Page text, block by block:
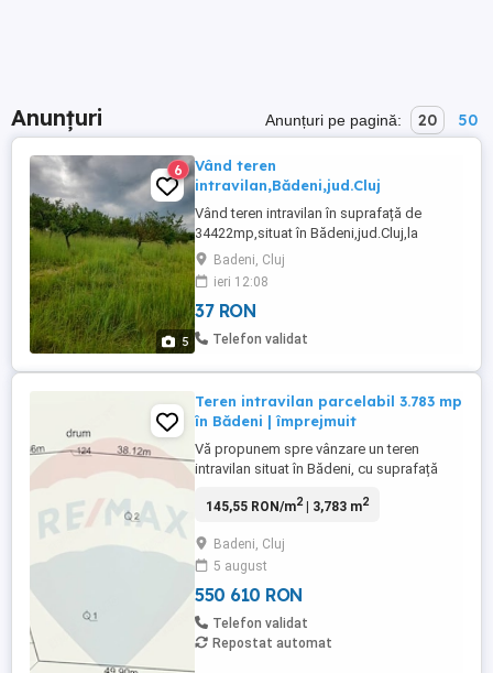
Anunțuri Anunțuri pe pagină: 20 50
5
6
Vând teren
intravilan,Bădeni,jud.Cluj
Vând teren intravilan în suprafață de
34422mp,situat în Bădeni,jud.Cluj,la
cca.500 m de la intrarea în sat,pe șoseaua
principală,asfaltată,gard la șosea,front la
stradă de peste 200 m,utilitățile la
poartă(gaz,apă,curent,canalizare).
Distanța până la autostradă 2 km,până la
Badeni, Cluj
ieri 12:08
37 RON
Telefon validat
Teren intravilan parcelabil 3.783 mp
în Bădeni | împrejmuit
Vă propunem spre vânzare un teren
intravilan situat în Bădeni, cu suprafață
construcție, cât și pentru investiție sau
avantajoasă, fiind împrejmuită și având
front la două străzi paralele, aspect care
oferă acces facil ...
145,55 RON/m2| 3,783 m2
Badeni, Cluj
5 august
550 610 RON
Telefon validat
Repostat automat